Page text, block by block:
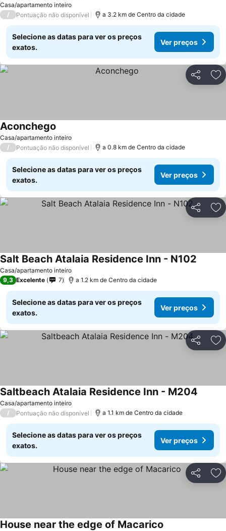
Casa/apartamento inteiro
/ Pontuação não disponível a 3.2 km de Centro da cidade
Selecione as datas para ver os preços
exatos.
Ver preços
Partilhar
Casa/apartamento inteiro
Aconchego
/ Pontuação não disponível a 0.8 km de Centro da cidade
Selecione as datas para ver os preços
exatos.
Ver preços
Partilhar
Casa/apartamento inteiro
Salt Beach Atalaia Residence Inn - N102
9,3 Excelente 7 a 1.2 km de Centro da cidade
Selecione as datas para ver os preços
exatos.
Ver preços
Partilhar
Casa/apartamento inteiro
Saltbeach Atalaia Residence Inn - M204
/ Pontuação não disponível a 1.1 km de Centro da cidade
Selecione as datas para ver os preços
exatos.
Ver preços
Partilhar
House near the edge of Macarico